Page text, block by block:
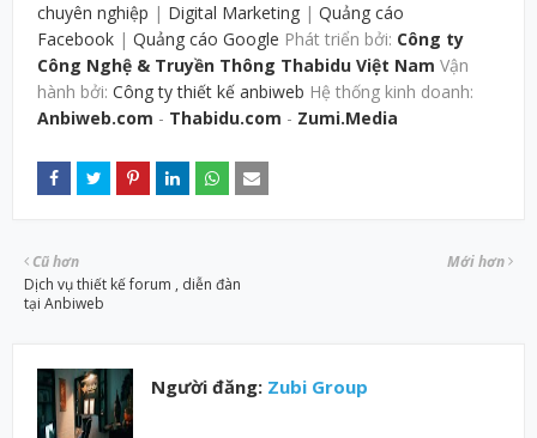
chuyên nghiệp | Digital Marketing | Quảng cáo
Facebook | Quảng cáo Google Phát triển bởi: Công ty
Công Nghệ & Truyền Thông Thabidu Việt Nam Vận
hành bởi: Công ty thiết kế anbiweb Hệ thống kinh doanh:
Anbiweb.com - Thabidu.com - Zumi.Media
Mới hơn
Cũ hơn
Dịch vụ thiết kế forum , diễn đàn
tại Anbiweb
Người đăng: Zubi Group